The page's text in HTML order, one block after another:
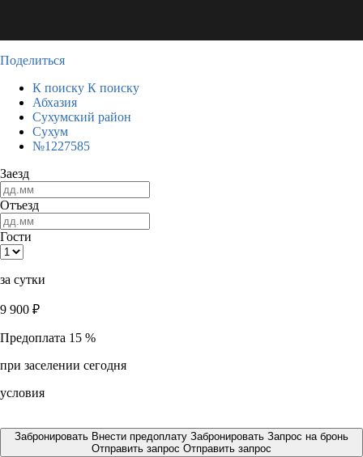
Поделиться
К поиску К поиску
Абхазия
Сухумский район
Сухум
№1227585
Заезд
Отъезд
Гости
за сутки
9 900 ₽
Предоплата 15 %
при заселении сегодня
условия
Забронировать Внести предоплату Забронировать Запрос на бронь
Отправить запрос Отправить запрос